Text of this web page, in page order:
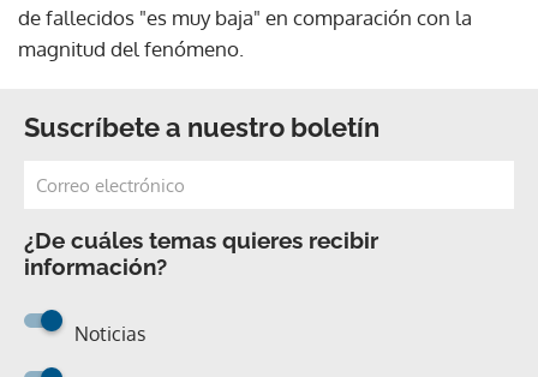
de fallecidos "es muy baja" en comparación con la
magnitud del fenómeno.
Suscríbete a nuestro boletín
¿De cuáles temas quieres recibir
información?
Noticias